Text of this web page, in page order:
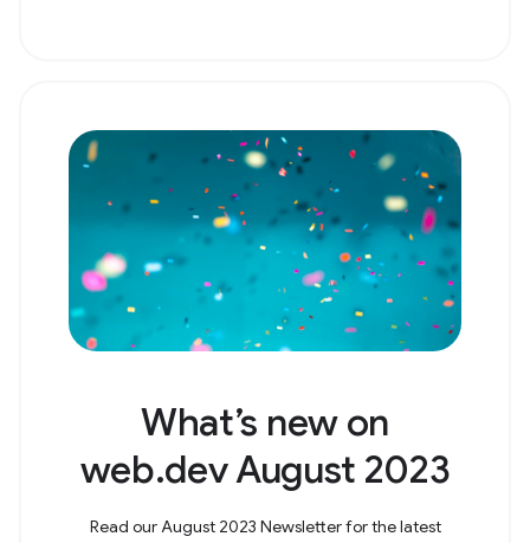
What’s new on
web.dev August 2023
Read our August 2023 Newsletter for the latest